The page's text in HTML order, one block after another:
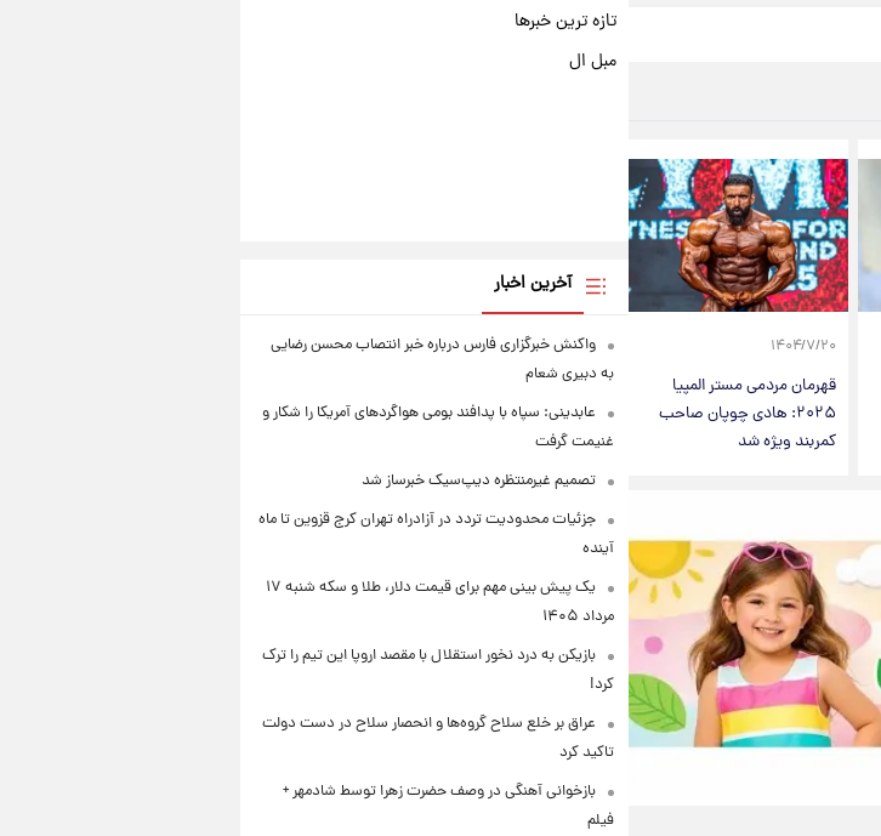
۱۴۰۴/۷/۲۰
قهرمان مردمی مستر المپیا
۲۰۲۵: هادی چوپان صاحب
کمربند ویژه شد
تازه ترین خبرها
مبل ال
آخرین اخبار
واکنش خبرگزاری فارس درباره خبر انتصاب محسن رضایی
به دبیری شعام
عابدینی: سپاه با پدافند بومی هواگردهای آمریکا را شکار و
غنیمت گرفت
تصمیم غیرمنتظره دیپ‌سیک خبرساز شد
جزئیات محدودیت تردد در آزادراه تهران کرج قزوین تا ماه
آینده
یک پیش ‌بینی مهم برای قیمت دلار، طلا و سکه شنبه ۱۷
مرداد ۱۴۰۵
بازیکن به درد نخور استقلال با مقصد اروپا این تیم را ترک
کرد!
عراق بر خلع سلاح گروه‌ها و انحصار سلاح در دست دولت
تاکید کرد
بازخوانی آهنگی در وصف حضرت زهرا توسط شادمهر +
فیلم